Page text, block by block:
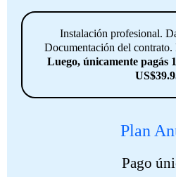
Instalación profesional.
Documentación del contrato.
Luego, únicamente pagás
Plan
Pago